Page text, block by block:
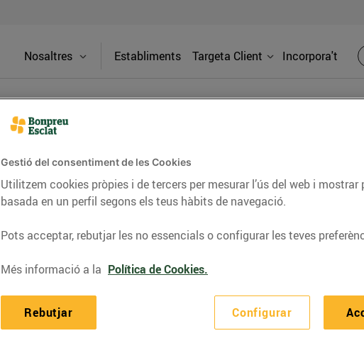
Nosaltres Establiments Targeta Client Incorpora't
Gestió del consentiment de les Cookies
Utilitzem cookies pròpies i de tercers per mesurar l’ús del web i
basada en un perfil segons els teus hàbits de navegació.
Pots acceptar, rebutjar les no essencials o configurar les teves
Més informació a la Política de Cookies.
Configurar
Rebutjar